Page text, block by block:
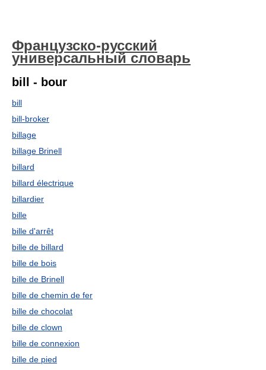
Французско-русский
универсальный словарь
bill - bour
bill
bill-broker
billage
billage Brinell
billard
billard électrique
billardier
bille
bille d'arrêt
bille de billard
bille de bois
bille de Brinell
bille de chemin de fer
bille de chocolat
bille de clown
bille de connexion
bille de pied